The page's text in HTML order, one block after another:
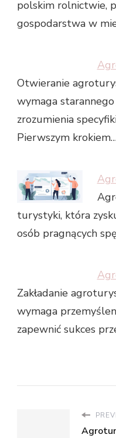
polskim rolnictwie,
gospodarstwa w
Otwieranie
wymaga
zrozumienia
Pierwszym
turystyki, która
osób pragnących
Zakładanie
wymaga
zapewnić sukces